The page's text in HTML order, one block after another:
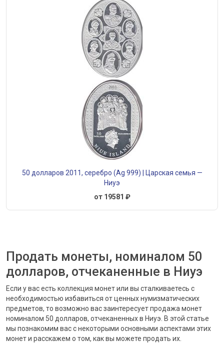
50 долларов 2011, серебро (Ag 999) | Царская семья —
Ниуэ
от 19581 ₽
Продать монеты, номиналом 50
долларов, отчеканенные в Ниуэ
Если у вас есть коллекция монет или вы сталкиваетесь с
необходимостью избавиться от ценных нумизматических
предметов, то возможно вас заинтересует продажа монет
номиналом 50 долларов, отчеканенных в Ниуэ. В этой статье
мы познакомим вас с некоторыми основными аспектами этих
монет и расскажем о том, как вы можете продать их.